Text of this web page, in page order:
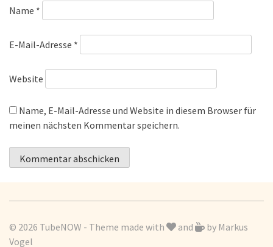
Name *
E-Mail-Adresse *
Website
Name, E-Mail-Adresse und Website in diesem Browser für
meinen nächsten Kommentar speichern.
© 2026 TubeNOW - Theme made with and by Markus
Vogel